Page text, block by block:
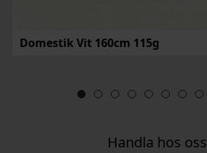
Domestik Vit 160cm 115g
Handla hos oss